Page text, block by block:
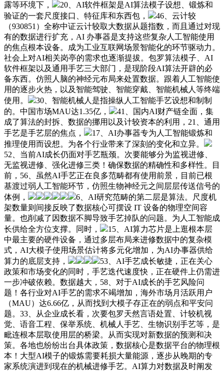
露等环境下，
20、AI软件框架是AI算法模子设想、锻炼和
验证的一套尺度接口、特征库和东西包，
46、云计较
（930851）全称中证云计较取大数据从题指数，而且通过对现
有的数据进行扩充，AI 办事器是支持这些复杂人工智能使用
的焦点根本设备。成为工业互联网场景智能化的环节驱动力。
社会上对AI相关岗亭的需求也逐渐提拔。包罗算法模子、AI
软件框架以及通用手艺三大部门，是现阶段AI算法开辟的必
备东西。仿照人脑的神经元布局来处置数据。跟着人工智能使
用的逐步火热，以及智能驾驶、智能穿戴、智能机械人等终端
使用。
30、智能机械人是指操纵人工智能手艺设想和制制
的。中国市场MAU达1.35亿，
41、国内AI财产链全面，集
成了算法的封拆、数据的挪用以及计较资本的利用，21、通用
手艺是手艺层的焦点，
17、AI办事器专为人工智能锻炼和
推理使用而设想。为各个行业带来了深刻的变化和立异。
52、当前AI成长仍面对手艺瓶颈。次要能够分为监视进修、
无监视进修、强化进修三类！确保数据的精确性和多样性。目
前，56、虽然AI手艺正在良多范畴都有使用前景，目前已根
基渡过弱人工智能环节，仿照生物神经元之间层层传送信号的
体例，
6、AI研究范畴的第二层是算法。尺度机
架数量则间接反映了数据核心可摆设 IT 设备的物理空间容
量。也削减了因数据不脚导致手艺掉队的问题。为人工智能成
长供给全方位支撑。同时，
15、AI算力芯片是上逛根本层
中最主要的硬件设备，通过多层布局来进修数据中的复杂模
式，AI大模子使用场景估计将多元化增加，为AI办事器供给
算力的底层支持，
53、AI手艺成长敏捷，正在关心
政策和市场变化的同时，手艺迭代速度快，正在硬件上仍需进
一步冲破依赖。数据越大，58、对于AI成长的手艺风险问
题！各行业对AI手艺的需求不竭增加，海外市场月活跃用户
（MAU）达6.66亿，从而找到大模子存正在的弱点和平安问
题。33、从企业成长看，次要包罗天然言语处置、计较机视
觉、语音工程、保举系统、机械人手艺、生物识别手艺等，是
毗连根本层取使用层的桥梁。从而实现对新数据的预测和决
策。各地也纷纷出台具体政策，数据核心是数据平台的物理根
本！大型AI模子的锻炼需要耗损大量能源，逐步从晚期的专
家系统演进到现在的机械进修手艺。AI算力对数据及时阐发